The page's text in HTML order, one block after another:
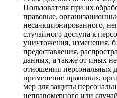
Пользователя при их
правовые,
несанкционированного,
случайного доступа к
уничтожения, изменения,
предоставления,
данных, а также от иных
отношении персональных
применение правовых,
мер для защиты
неправомерного или